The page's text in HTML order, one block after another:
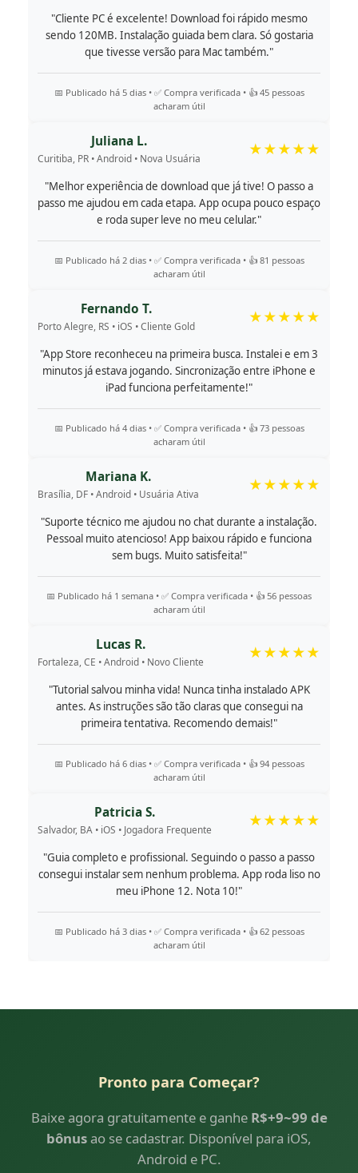
"Cliente PC é excelente! Download foi rápido mesmo
sendo 120MB. Instalação guiada bem clara. Só gostaria
que tivesse versão para Mac também."
📅 Publicado há 5 dias • ✅ Compra verificada • 👍 45 pessoas
acharam útil
Juliana L.
Curitiba, PR • Android • Nova Usuária
★★★★★
"Melhor experiência de download que já tive! O passo a
passo me ajudou em cada etapa. App ocupa pouco espaço
e roda super leve no meu celular."
📅 Publicado há 2 dias • ✅ Compra verificada • 👍 81 pessoas
acharam útil
Fernando T.
Porto Alegre, RS • iOS • Cliente Gold
★★★★★
"App Store reconheceu na primeira busca. Instalei e em 3
minutos já estava jogando. Sincronização entre iPhone e
iPad funciona perfeitamente!"
📅 Publicado há 4 dias • ✅ Compra verificada • 👍 73 pessoas
acharam útil
Mariana K.
Brasília, DF • Android • Usuária Ativa
★★★★★
"Suporte técnico me ajudou no chat durante a instalação.
Pessoal muito atencioso! App baixou rápido e funciona
sem bugs. Muito satisfeita!"
📅 Publicado há 1 semana • ✅ Compra verificada • 👍 56 pessoas
acharam útil
Lucas R.
Fortaleza, CE • Android • Novo Cliente
★★★★★
"Tutorial salvou minha vida! Nunca tinha instalado APK
antes. As instruções são tão claras que consegui na
primeira tentativa. Recomendo demais!"
📅 Publicado há 6 dias • ✅ Compra verificada • 👍 94 pessoas
acharam útil
Patricia S.
Salvador, BA • iOS • Jogadora Frequente
★★★★★
"Guia completo e profissional. Seguindo o passo a passo
consegui instalar sem nenhum problema. App roda liso no
meu iPhone 12. Nota 10!"
📅 Publicado há 3 dias • ✅ Compra verificada • 👍 62 pessoas
acharam útil
Pronto para Começar?
Baixe agora gratuitamente e ganhe R$+9~99 de
bônusao se cadastrar. Disponível para iOS,
Android e PC.